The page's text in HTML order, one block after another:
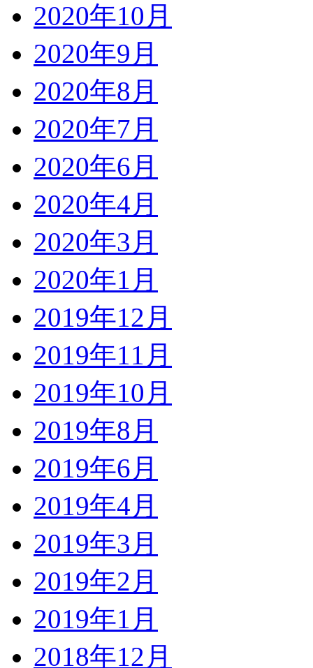
2020年10月
2020年9月
2020年8月
2020年7月
2020年6月
2020年4月
2020年3月
2020年1月
2019年12月
2019年11月
2019年10月
2019年8月
2019年6月
2019年4月
2019年3月
2019年2月
2019年1月
2018年12月